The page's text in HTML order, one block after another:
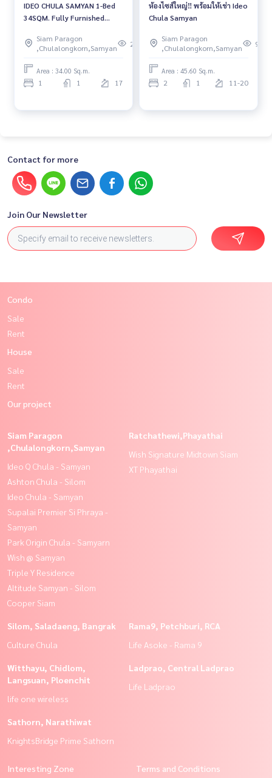
IDEO CHULA SAMYAN 1-Bed
34SQM. Fully Furnished
Siam Paragon
,Chulalongkorn,Samyan
210
Area : 34.00 Sq.m.
1 1 17
ห้องไซส์ใหญ่‼️ พร้อมให้เช่า Ideo
Chula Samyan
Siam Paragon
,Chulalongkorn,Samyan
96
Area : 45.60 Sq.m.
2 1 11-20
Contact for more
Join Our Newsletter
Condo
Sale
Rent
House
Sale
Rent
Our project
Siam Paragon
,Chulalongkorn,Samyan
Ideo Q Chula - Samyan
Ashton Chula - Silom
Ideo Chula - Samyan
Supalai Premier Si Phraya -
Samyan
Park Origin Chula - Samyarn
Wish @ Samyan
Triple Y Residence
Altitude Samyan - Silom
Cooper Siam
Ratchathewi,Phayathai
Wish Signature Midtown Siam
XT Phayathai
Silom, Saladaeng, Bangrak
Culture Chula
Rama9, Petchburi, RCA
Life Asoke - Rama 9
Witthayu, Chidlom,
Langsuan, Ploenchit
life one wireless
Ladprao, Central Ladprao
Life Ladprao
Sathorn, Narathiwat
KnightsBridge Prime Sathorn
Interesting Zone Terms and Conditions